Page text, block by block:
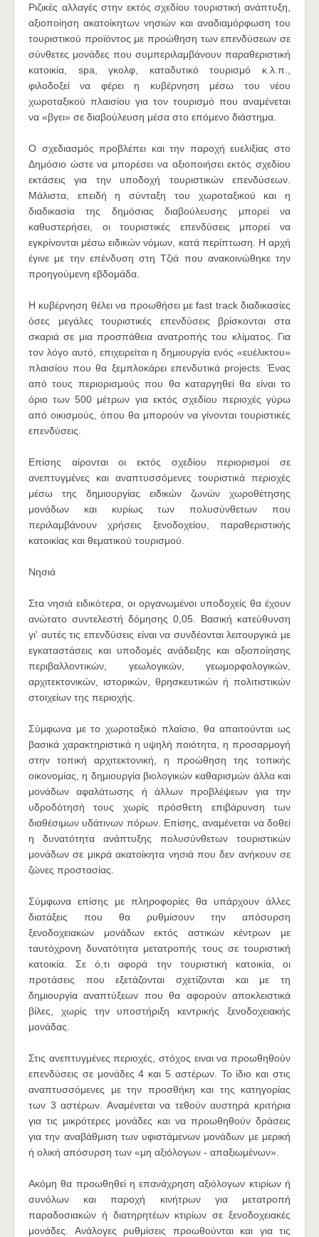
Ριζικές αλλαγές στην εκτός σχεδίου τουριστική ανάπτυξη,
αξιοποίηση ακατοίκητων νησιών και αναδιαμόρφωση του
τουριστικού προϊόντος με προώθηση των επενδύσεων σε
σύνθετες μονάδες που συμπεριλαμβάνουν παραθεριστική
κατοικία, spa, γκολφ, καταδυτικό τουρισμό κ.λ.π.,
φιλοδοξεί να φέρει η κυβέρνηση μέσω του νέου
χωροταξικού πλαισίου για τον τουρισμό που αναμένεται
να «βγει» σε διαβούλευση μέσα στο επόμενο διάστημα.
Ο σχεδιασμός προβλέπει και την παροχή ευελιξίας στο
Δημόσιο ώστε να μπορέσει να αξιοποιήσει εκτός σχεδίου
εκτάσεις για την υποδοχή τουριστικών επενδύσεων.
Μάλιστα, επειδή η σύνταξη του χωροταξικού και η
διαδικασία της δημόσιας διαβούλευσης μπορεί να
καθυστερήσει, οι τουριστικές επενδύσεις μπορεί να
εγκρίνονται μέσω ειδικών νόμων, κατά περίπτωση. Η αρχή
έγινε με την επένδυση στη Τζιά που ανακοινώθηκε την
προηγούμενη εβδομάδα.
Η κυβέρνηση θέλει να προωθήσει με fast track διαδικασίες
όσες μεγάλες τουριστικές επενδύσεις βρίσκονται στα
σκαριά σε μια προσπάθεια ανατροπής του κλίματος. Για
τον λόγο αυτό, επιχειρείται η δημιουργία ενός «ευέλικτου»
πλαισίου που θα ξεμπλοκάρει επενδυτικά projects. Ένας
από τους περιορισμούς που θα καταργηθεί θα είναι το
όριο των 500 μέτρων για εκτός σχεδίου περιοχές γύρω
από οικισμούς, όπου θα μπορούν να γίνονται τουριστικές
επενδύσεις.
Επίσης αίρονται οι εκτός σχεδίου περιορισμοί σε
ανεπτυγμένες και αναπτυσσόμενες τουριστικά περιοχές
μέσω της δημιουργίας ειδικών ζωνών χωροθέτησης
μονάδων και κυρίως των πολυσύνθετων που
περιλαμβάνουν χρήσεις ξενοδοχείου, παραθεριστικής
κατοικίας και θεματικού τουρισμού.
Νησιά
Στα νησιά ειδικότερα, οι οργανωμένοι υποδοχείς θα έχουν
ανώτατο συντελεστή δόμησης 0,05. Βασική κατεύθυνση
γι' αυτές τις επενδύσεις είναι να συνδέονται λειτουργικά με
εγκαταστάσεις και υποδομές ανάδειξης και αξιοποίησης
περιβαλλοντικών, γεωλογικών, γεωμορφολογικών,
αρχιτεκτονικών, ιστορικών, θρησκευτικών ή πολιτιστικών
στοιχείων της περιοχής.
Σύμφωνα με το χωροταξικό πλαίσιο, θα απαιτούνται ως
βασικά χαρακτηριστικά η υψηλή ποιότητα, η προσαρμογή
στην τοπική αρχιτεκτονική, η προώθηση της τοπικής
οικονομίας, η δημιουργία βιολογικών καθαρισμών άλλα και
μονάδων αφαλάτωσης ή άλλων προβλέψεων για την
υδροδότησή τους χωρίς πρόσθετη επιβάρυνση των
διαθέσιμων υδάτινων πόρων. Επίσης, αναμένεται να δοθεί
η δυνατότητα ανάπτυξης πολυσύνθετων τουριστικών
μονάδων σε μικρά ακατοίκητα νησιά που δεν ανήκουν σε
ζώνες προστασίας.
Σύμφωνα επίσης με πληροφορίες θα υπάρχουν άλλες
διατάξεις που θα ρυθμίσουν την απόσυρση
ξενοδοχειακών μονάδων εκτός αστικών κέντρων με
ταυτόχρονη δυνατότητα μετατροπής τους σε τουριστική
κατοικία. Σε ό,τι αφορά την τουριστική κατοικία, οι
προτάσεις που εξετάζονται σχετίζονται και με τη
δημιουργία αναπτύξεων που θα αφορούν αποκλειστικά
βίλες, χωρίς την υποστήριξη κεντρικής ξενοδοχειακής
μονάδας.
Στις ανεπτυγμένες περιοχές, στόχος ειναι να προωθηθούν
επενδύσεις σε μονάδες 4 και 5 αστέρων. Το ίδιο και στις
αναπτυσσόμενες με την προσθήκη και της κατηγορίας
των 3 αστέρων. Αναμένεται να τεθούν αυστηρά κριτήρια
για τις μικρότερες μονάδες και να προωθηθούν δράσεις
για την αναβάθμιση των υφιστάμενων μονάδων με μερική
ή ολική απόσυρση των «μη αξιόλογων - απαξιωμένων».
Ακόμη θα προωθηθεί η επανάχρηση αξιόλογων κτιρίων ή
συνόλων και παροχή κινήτρων για μετατροπή
παραδοσιακών ή διατηρητέων κτιρίων σε ξενοδοχειακές
μονάδες. Ανάλογες ρυθμίσεις προωθούνται και για τις